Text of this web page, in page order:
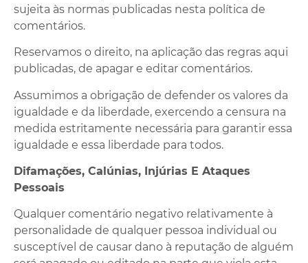
sujeita às normas publicadas nesta política de
comentários.
Reservamos o direito, na aplicação das regras aqui
publicadas, de apagar e editar comentários.
Assumimos a obrigação de defender os valores da
igualdade e da liberdade, exercendo a censura na
medida estritamente necessária para garantir essa
igualdade e essa liberdade para todos.
Difamações, Calúnias, Injúrias E Ataques
Pessoais
Qualquer comentário negativo relativamente à
personalidade de qualquer pessoa individual ou
susceptível de causar dano à reputação de alguém